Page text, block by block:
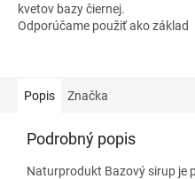
kvetov bazy čiernej.
Odporúčame použiť ako základ
Popis Značka
Podrobný popis
Naturprodukt Bazový sirup je